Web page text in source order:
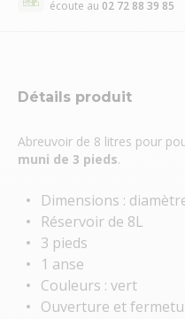
écoute au 02 72 88 39 85
Détails produit
Abreuvoir de 8 litres pour
muni de 3 pieds.
Dimensions :
Réservoir de 8L
3 pieds
1 anse
Couleurs : vert
Ouverture et